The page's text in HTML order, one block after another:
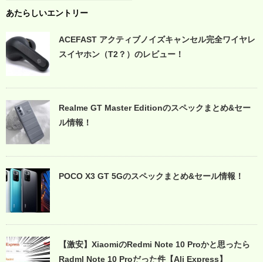
あたらしいエントリー
ACEFAST アクティブノイズキャンセル完全ワイヤレ
スイヤホン（T2？）のレビュー！
Realme GT Master Editionのスペックまとめ&セー
ル情報！
POCO X3 GT 5Gのスペックまとめ&セール情報！
【激安】XiaomiのRedmi Note 10 Proかと思ったら
Radml Note 10 Proだった件【Ali Express】